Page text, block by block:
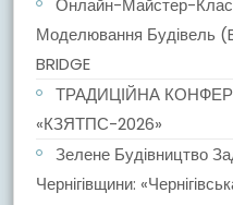
Моделювання Будівель
BRIDGE
ТРАДИЦІЙНА
«КЗЯТПС-2026»
Зелене Будівництво
Чернігівщини: